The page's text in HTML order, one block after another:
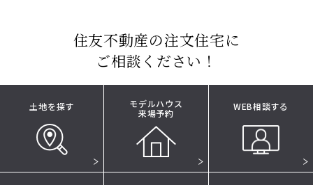
住友不動産の注文住宅に
ご相談ください！
土地を探す
モデルハウス
来場予約
WEB相談する